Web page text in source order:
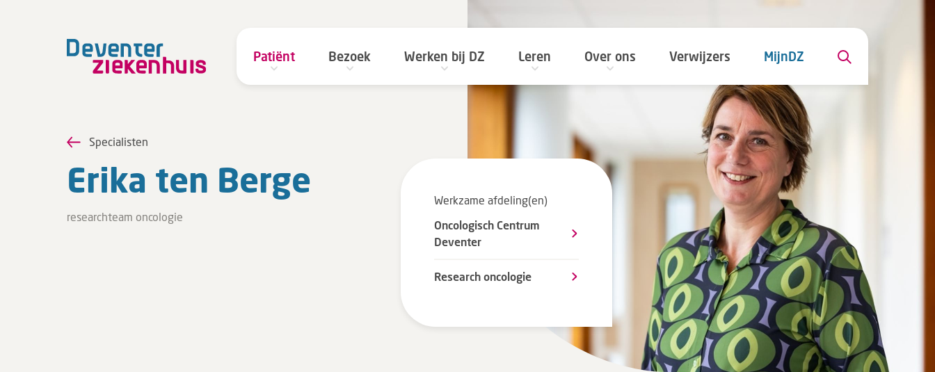
Patiënt Bezoek Werken bij DZ Leren Over ons Verwijzers MijnDZ
Specialisten
Erika ten Berge
researchteam oncologie
Werkzame afdeling(en)
Oncologisch Centrum
Deventer
Research oncologie